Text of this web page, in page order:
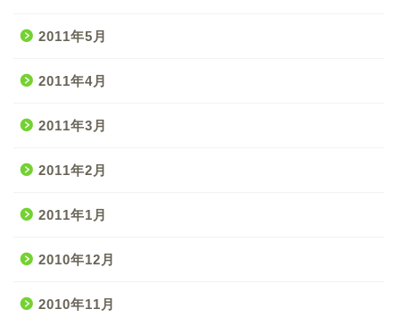
2011年5月
2011年4月
2011年3月
2011年2月
2011年1月
2010年12月
2010年11月